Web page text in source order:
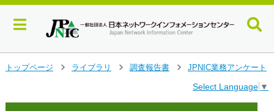
コ
トップページ
ライブラリ
調査報告書
JPNIC業務アンケート
Select Language ▼